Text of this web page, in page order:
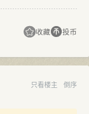
收藏 投币
只看楼主 倒序